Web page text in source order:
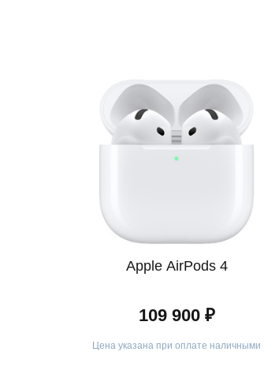
Apple AirPods 4
109 900 ₽
Цена указана при оплате наличными